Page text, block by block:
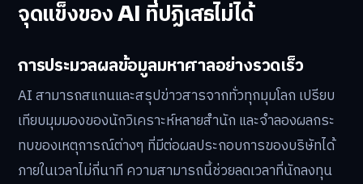
จุดแข็งของ AI ที่ปฏิเสธไม่ได้
การประมวลผลข้อมูลมหาศาลอย่างรวดเร็ว
AI สามารถสแกนและสรุปข่าวสารจากทั่วทุกมุมโลก เปรียบ
เทียบมุมมองของนักวิเคราะห์หลายสำนัก และจำลองผลกระ
ทบของเหตุการณ์ต่างๆ ที่มีต่อผลประกอบการของบริษัทได้
ภายในเวลาไม่กี่นาที ความสามารถนี้ช่วยลดเวลาที่นักลงทุน